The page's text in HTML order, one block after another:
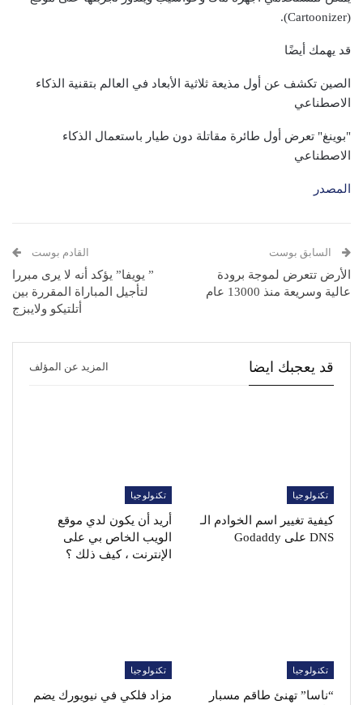
(Cartoonizer).
قد يهمك أيضًا
الصين تكشف عن أول مذيعة ثلاثية الأبعاد في العالم بتقنية الذكاء
الاصطناعي
"بوينغ" تعرض أول طائرة مقاتلة دون طيار باستعمال الذكاء
الاصطناعي
المصدر
السابق بوست
الأرض تتعرض لموجة برودة
عالية وسريعة منذ 13000 عام
القادم بوست
” يويفا” يؤكد أنه لا يرى مبررا
لتأجيل المباراة المقررة بين
أتلتيكو ولايبزج
قد يعجبك ايضا المزيد عن المؤلف
تكنولوجيا
كيفية تغيير اسم الخوادم الـ
DNS على Godaddy
تكنولوجيا
أريد أن يكون لدي موقع
الويب الخاص بي على
الإنترنت ، كيف ذلك ؟
تكنولوجيا
“ناسا” تهنئ طاقم مسبار
تكنولوجيا
مزاد فلكي في نيويورك يضم